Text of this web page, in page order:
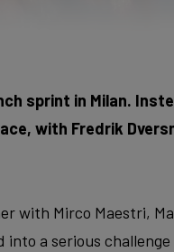
sprint in Milan.
with Fredrik
with Mirco Maestri,
a serious